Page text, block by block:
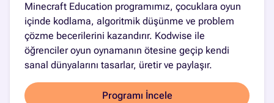
Minecraft Education programımız, çocuklara oyun
içinde kodlama, algoritmik düşünme ve problem
çözme becerilerini kazandırır. Kodwise ile
öğrenciler oyun oynamanın ötesine geçip kendi
sanal dünyalarını tasarlar, üretir ve paylaşır.
Programı İncele